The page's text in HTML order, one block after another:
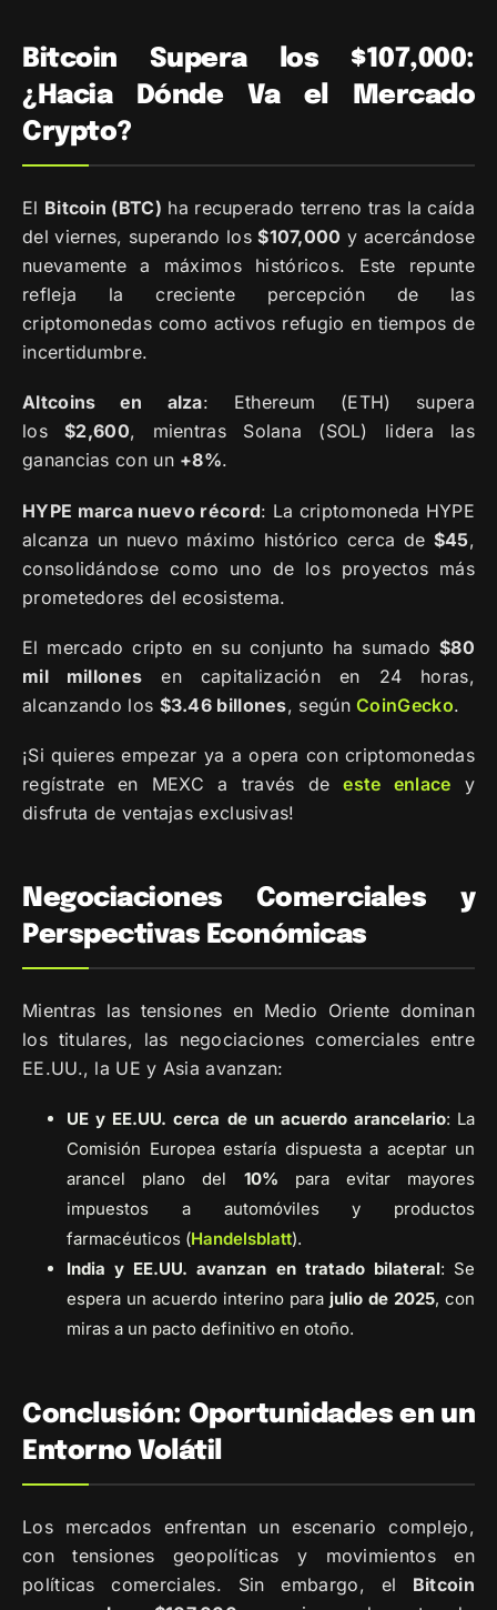
Bitcoin Supera los $107,000:
¿Hacia Dónde Va el Mercado
Crypto?
El Bitcoin (BTC) ha recuperado terreno tras la caída
del viernes, superando los$107,000 y acercándose
nuevamente a máximos históricos. Este repunte
refleja la creciente percepción de las
criptomonedas como activos refugio en tiempos de
incertidumbre.
Altcoins en alza: Ethereum (ETH) supera
los$2,600, mientras Solana (SOL) lidera las
ganancias con un +8%.
HYPE marca nuevo récord: La criptomoneda HYPE
alcanza un nuevo máximo histórico cerca de $45,
consolidándose como uno de los proyectos más
prometedores del ecosistema.
El mercado cripto en su conjunto ha sumado$80
mil millones en capitalización en 24 horas,
alcanzando los $3.46 billones, segúnCoinGecko.
¡Si quieres empezar ya a opera con criptomonedas
regístrate en MEXC a través deeste enlace y
disfruta de ventajas exclusivas!
Negociaciones Comerciales y
Perspectivas Económicas
Mientras las tensiones en Medio Oriente dominan
los titulares, las negociaciones comerciales entre
EE.UU., la UE y Asia avanzan:
UE y EE.UU. cerca de un acuerdo arancelario: La
Comisión Europea estaría dispuesta a aceptar un
arancel plano del 10% para evitar mayores
impuestos a automóviles y productos
farmacéuticos (Handelsblatt).
India y EE.UU. avanzan en tratado bilateral: Se
espera un acuerdo interino para julio de 2025, con
miras a un pacto definitivo en otoño.
Conclusión: Oportunidades en un
Entorno Volátil
Los mercados enfrentan un escenario complejo,
con tensiones geopolíticas y movimientos en
políticas comerciales. Sin embargo, el Bitcoin